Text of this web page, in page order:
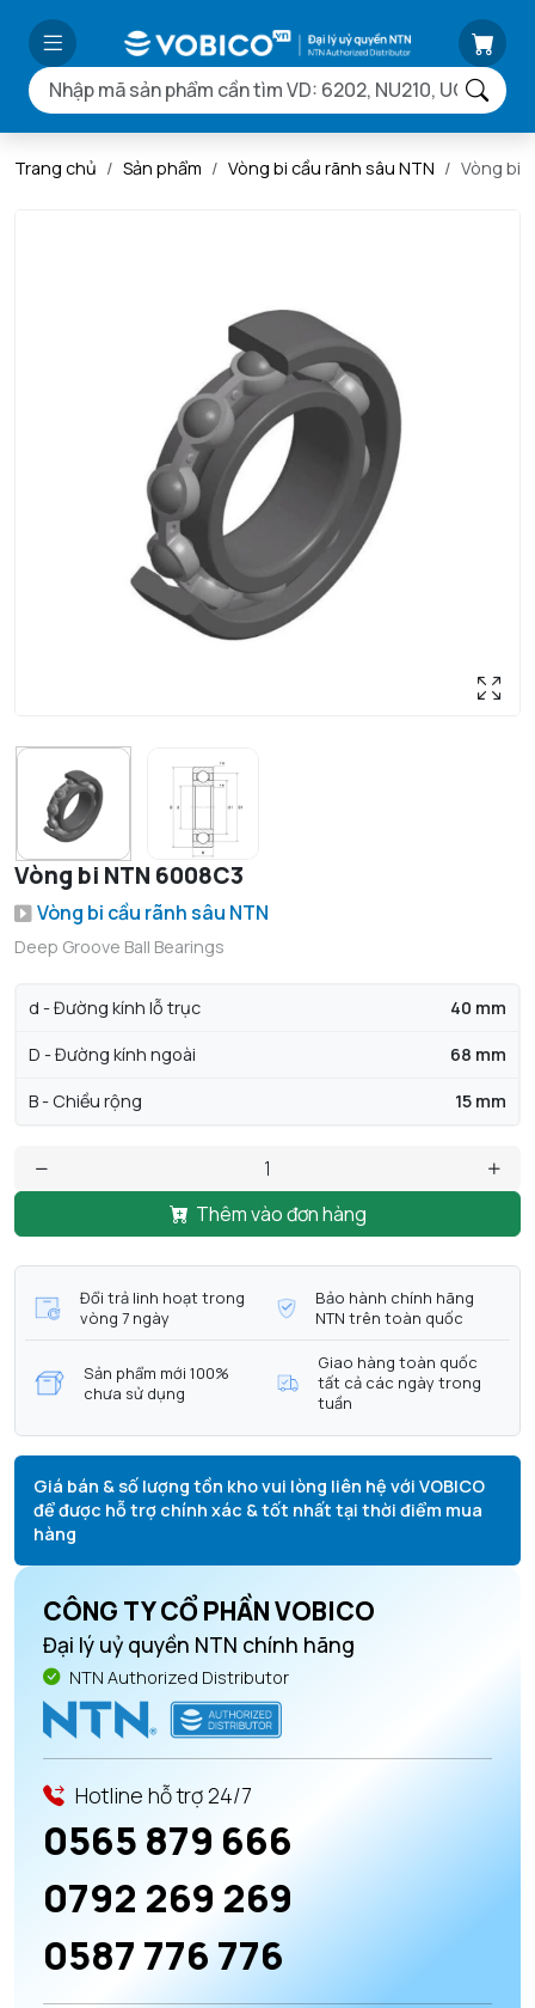
Trang chủ Sản phẩm Vòng bi cầu rãnh sâu NTN Vòng bi
Vòng bi NTN 6008C3
Vòng bi cầu rãnh sâu NTN
Deep Groove Ball Bearings
d - Đường kính lỗ trục 40 mm
D - Đường kính ngoài 68 mm
B - Chiều rộng 15 mm
Thêm vào đơn hàng
Đổi trả linh hoạt trong
vòng 7 ngày
Bảo hành chính hãng
NTN trên toàn quốc
Sản phẩm mới 100%
chưa sử dụng
Giao hàng toàn quốc
tất cả các ngày trong
tuần
Giá bán & số lượng tồn kho vui lòng liên hệ với VOBICO
để được hỗ trợ chính xác & tốt nhất tại thời điểm mua
hàng
CÔNG TY CỔ PHẦN VOBICO
Đại lý uỷ quyền NTN chính hãng
NTN Authorized Distributor
Hotline hỗ trợ 24/7
0565 879 666
0792 269 269
0587 776 776